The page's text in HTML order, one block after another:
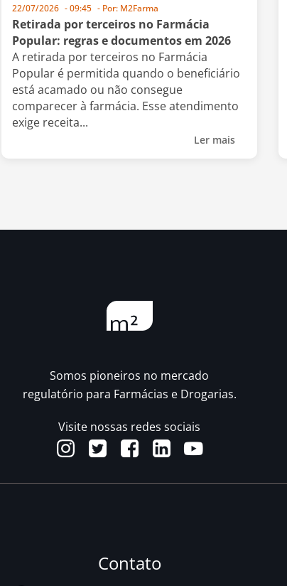
22/07/2026 -09:45 - Por: M2Farma
Retirada por terceiros no Farmácia
Popular: regras e documentos em 2026
A retirada por terceiros no Farmácia
Popular é permitida quando o beneficiário
está acamado ou não consegue
comparecer à farmácia. Esse atendimento
exige receita...
Ler mais
Somos pioneiros no mercado
regulatório para Farmácias e Drogarias.
Visite nossas redes sociais
Contato